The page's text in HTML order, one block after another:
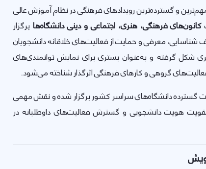
و گسترده‌ترین رویدادهای فرهنگی در نظام آموزش عالی
کانون‌های فرهنگی، هنری، اجتماعی و دینی دانشگاه‌ها برگزار
معرفی و حمایت از فعالیت‌های خلاقانه دانشجویان
شکل گرفته و به‌عنوان بستری برای نمایش توانمندی‌های
گروهی و کارهای فرهنگی اثرگذار شناخته می‌شود.
گسترده دانشگاه‌های سراسر کشور برگزار شده و نقش مهمی
هویت دانشجویی و گسترش فعالیت‌های داوطلبانه در